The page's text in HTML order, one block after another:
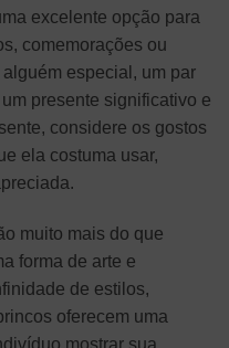
excelente opção para
comemorações ou
especial, um par
presente significativo e
considere os gostos
ela costuma usar,
muito mais do que
forma de arte e
de estilos,
oferecem uma
mostrar sua